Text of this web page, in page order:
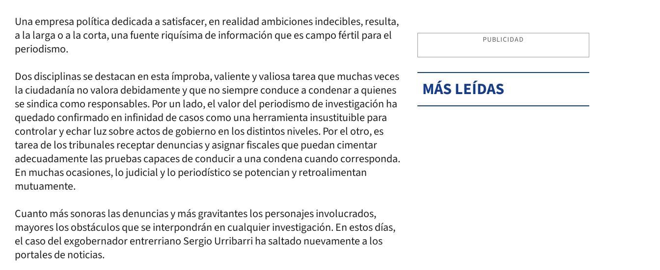
Una empresa política dedicada a satisfacer, en realidad ambiciones indecibles, resulta,
a la larga o a la corta, una fuente riquísima de información que es campo fértil para el
periodismo.
Dos disciplinas se destacan en esta ímproba, valiente y valiosa tarea que muchas veces
la ciudadanía no valora debidamente y que no siempre conduce a condenar a quienes
se sindica como responsables. Por un lado, el valor del periodismo de investigación ha
quedado confirmado en infinidad de casos como una herramienta insustituible para
controlar y echar luz sobre actos de gobierno en los distintos niveles. Por el otro, es
tarea de los tribunales receptar denuncias y asignar fiscales que puedan cimentar
adecuadamente las pruebas capaces de conducir a una condena cuando corresponda.
En muchas ocasiones, lo judicial y lo periodístico se potencian y retroalimentan
mutuamente.
Cuanto más sonoras las denuncias y más gravitantes los personajes involucrados,
mayores los obstáculos que se interpondrán en cualquier investigación. En estos días,
el caso del exgobernador entrerriano Sergio Urribarri ha saltado nuevamente a los
portales de noticias.
PUBLICIDAD
MÁS LEÍDAS